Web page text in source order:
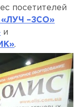
посетителей
«ЛУЧ –ЗСО»
и
.